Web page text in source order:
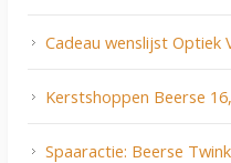
Cadeau wenslijst Optiek
Kerstshoppen Beerse
Spaaractie: Beerse